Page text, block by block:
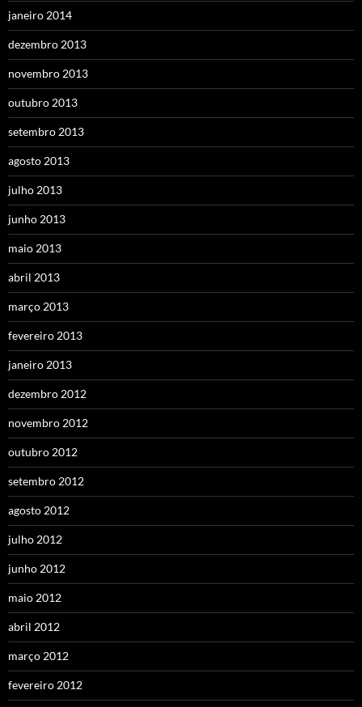
janeiro 2014
dezembro 2013
novembro 2013
outubro 2013
setembro 2013
agosto 2013
julho 2013
junho 2013
maio 2013
abril 2013
março 2013
fevereiro 2013
janeiro 2013
dezembro 2012
novembro 2012
outubro 2012
setembro 2012
agosto 2012
julho 2012
junho 2012
maio 2012
abril 2012
março 2012
fevereiro 2012